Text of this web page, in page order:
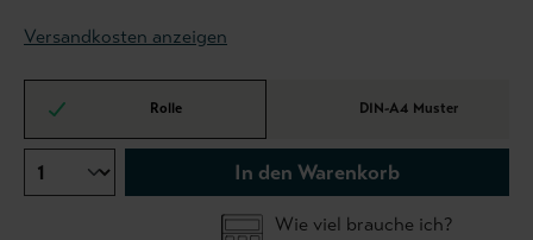
Versandkosten anzeigen
Rolle DIN-A4 Muster
In den Warenkorb
Wie viel brauche ich?